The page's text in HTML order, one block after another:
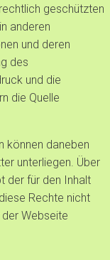
geschützten
anderen
und deren
des
und die
die Quelle
können daneben
unterliegen. Über
der für den Inhalt
Rechte nicht
Webseite